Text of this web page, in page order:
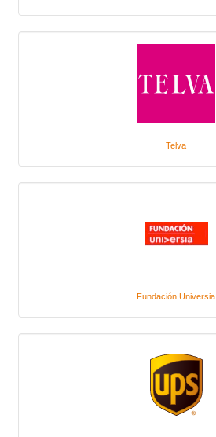
Telva
Fundación Universia